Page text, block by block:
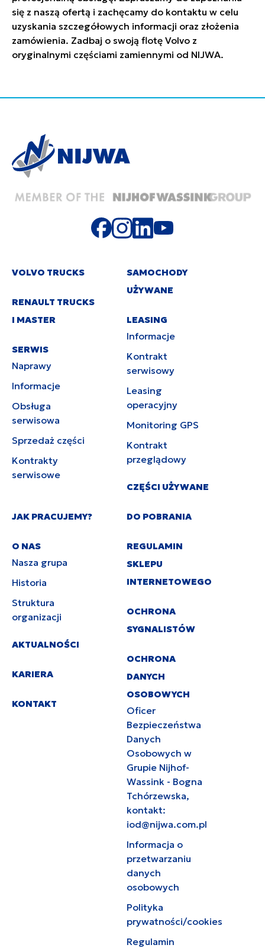
się z naszą ofertą i zachęcamy do kontaktu w celu
uzyskania szczegółowych informacji oraz złożenia
zamówienia. Zadbaj o swoją flotę Volvo z
oryginalnymi częściami zamiennymi od NIJWA.
VOLVO TRUCKS
RENAULT TRUCKS
I MASTER
SERWIS
Naprawy
Informacje
Obsługa
serwisowa
Sprzedaż części
Kontrakty
serwisowe
SAMOCHODY
UŻYWANE
LEASING
Informacje
Kontrakt
serwisowy
Leasing
operacyjny
Monitoring GPS
Kontrakt
przeglądowy
CZĘŚCI UŻYWANE
JAK PRACUJEMY?
O NAS
Nasza grupa
Historia
Struktura
organizacji
AKTUALNOŚCI
KARIERA
KONTAKT
DO POBRANIA
REGULAMIN
SKLEPU
INTERNETOWEGO
OCHRONA
SYGNALISTÓW
OCHRONA
DANYCH
OSOBOWYCH
Oficer
Bezpieczeństwa
Danych
Osobowych w
Grupie Nijhof-
Wassink - Bogna
Tchórzewska,
kontakt:
iod@nijwa.com.pl
Informacja o
przetwarzaniu
danych
osobowych
Polityka
prywatności/cookies
Regulamin